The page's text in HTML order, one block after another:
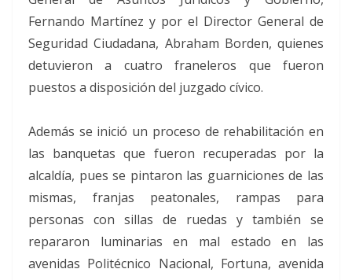
Fernando Martínez y por el Director General de
Seguridad Ciudadana, Abraham Borden, quienes
detuvieron a cuatro franeleros que fueron
puestos a disposición del juzgado cívico.
Además se inició un proceso de rehabilitación en
las banquetas que fueron recuperadas por la
alcaldía, pues se pintaron las guarniciones de las
mismas, franjas peatonales, rampas para
personas con sillas de ruedas y también se
repararon luminarias en mal estado en las
avenidas Politécnico Nacional, Fortuna, avenida